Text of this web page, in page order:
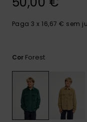
Paga 3 x 16,67 € sem
Cor Forest